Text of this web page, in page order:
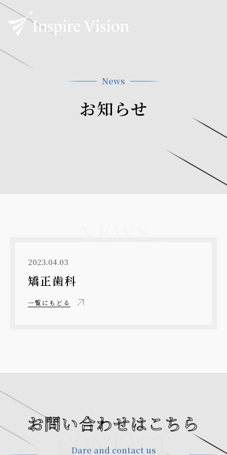
News
お知らせ
2023.04.03
矯正歯科
一覧にもどる
CONTACT
お問い合わせはこちら
Dare and contact us